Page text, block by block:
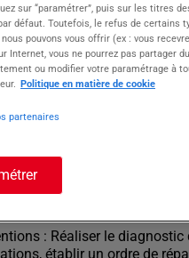
:
F
autonome, la mission
et responsable les travaux
en garantissant
: Réaliser le
établir un ordre de
sur “paramétrer”, puis sur les titres
défaut. Toutefois, le refus de certains
pouvons vous offrir (ex : vous
Internet, vous ne pourrez pas partager
ou modifier votre paramétrage à
Politique en matière de cookie
partenaires